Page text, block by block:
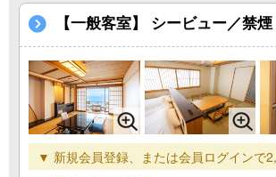
【一般客室】 シービュー／禁煙
▼ 新規会員登録、または会員ログインで